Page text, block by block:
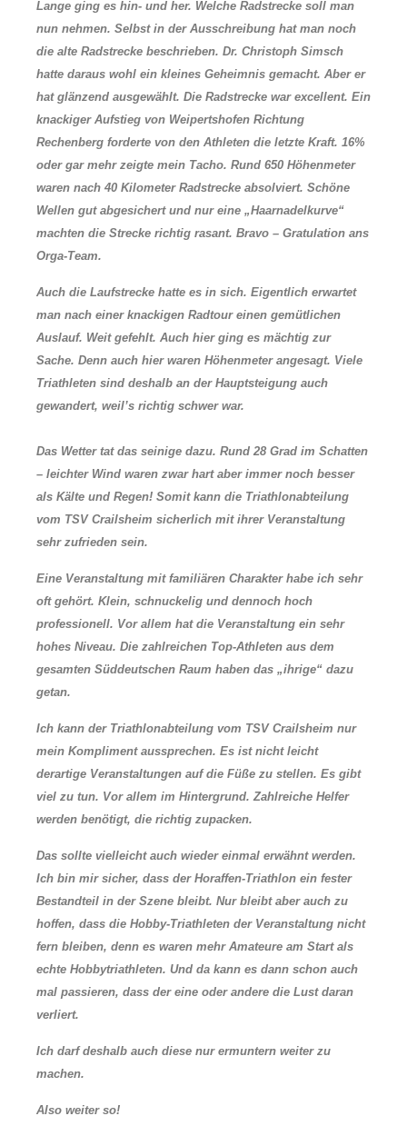
Lange ging es hin- und her. Welche Radstrecke soll man
nun nehmen. Selbst in der Ausschreibung hat man noch
die alte Radstrecke beschrieben. Dr. Christoph Simsch
hatte daraus wohl ein kleines Geheimnis gemacht. Aber er
hat glänzend ausgewählt. Die Radstrecke war excellent. Ein
knackiger Aufstieg von Weipertshofen Richtung
Rechenberg forderte von den Athleten die letzte Kraft. 16%
oder gar mehr zeigte mein Tacho. Rund 650 Höhenmeter
waren nach 40 Kilometer Radstrecke absolviert. Schöne
Wellen gut abgesichert und nur eine „Haarnadelkurve“
machten die Strecke richtig rasant. Bravo – Gratulation ans
Orga-Team.
Auch die Laufstrecke hatte es in sich. Eigentlich erwartet
man nach einer knackigen Radtour einen gemütlichen
Auslauf. Weit gefehlt. Auch hier ging es mächtig zur
Sache. Denn auch hier waren Höhenmeter angesagt. Viele
Triathleten sind deshalb an der Hauptsteigung auch
gewandert, weil’s richtig schwer war.
Das Wetter tat das seinige dazu. Rund 28 Grad im Schatten
– leichter Wind waren zwar hart aber immer noch besser
als Kälte und Regen! Somit kann die Triathlonabteilung
vom TSV Crailsheim sicherlich mit ihrer Veranstaltung
sehr zufrieden sein.
Eine Veranstaltung mit familiären Charakter habe ich sehr
oft gehört. Klein, schnuckelig und dennoch hoch
professionell. Vor allem hat die Veranstaltung ein sehr
hohes Niveau. Die zahlreichen Top-Athleten aus dem
gesamten Süddeutschen Raum haben das „ihrige“ dazu
getan.
Ich kann der Triathlonabteilung vom TSV Crailsheim nur
mein Kompliment aussprechen. Es ist nicht leicht
derartige Veranstaltungen auf die Füße zu stellen. Es gibt
viel zu tun. Vor allem im Hintergrund. Zahlreiche Helfer
werden benötigt, die richtig zupacken.
Das sollte vielleicht auch wieder einmal erwähnt werden.
Ich bin mir sicher, dass der Horaffen-Triathlon ein fester
Bestandteil in der Szene bleibt. Nur bleibt aber auch zu
hoffen, dass die Hobby-Triathleten der Veranstaltung nicht
fern bleiben, denn es waren mehr Amateure am Start als
echte Hobbytriathleten. Und da kann es dann schon auch
mal passieren, dass der eine oder andere die Lust daran
verliert.
Ich darf deshalb auch diese nur ermuntern weiter zu
machen.
Also weiter so!